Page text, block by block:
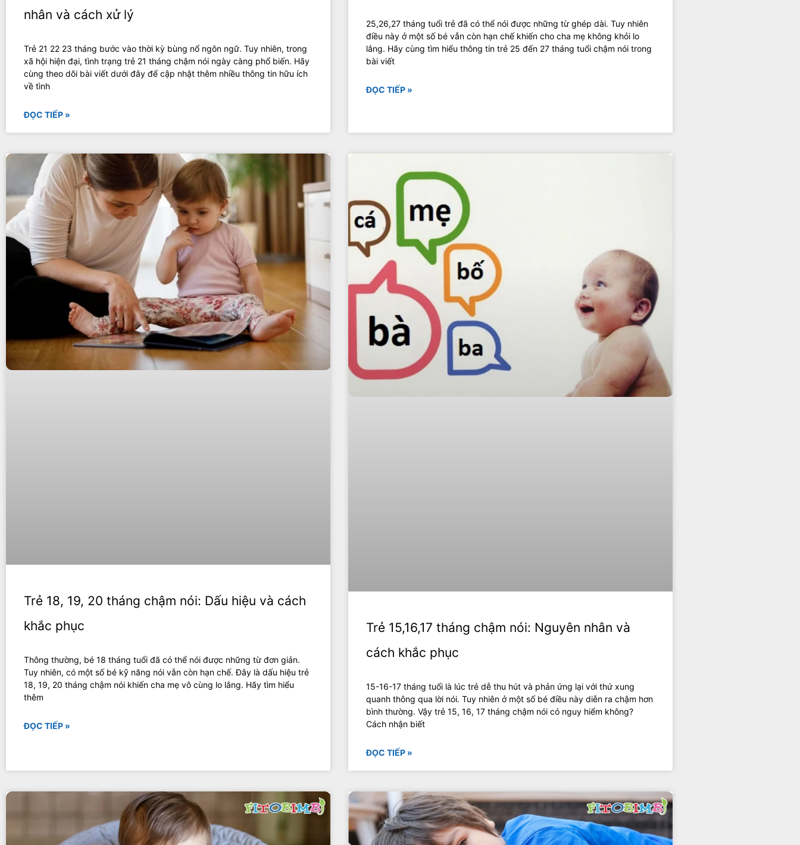
nhân và cách xử lý
Trẻ 21 22 23 tháng bước vào thời kỳ bùng nổ ngôn ngữ. Tuy nhiên, trong
xã hội hiện đại, tình trạng trẻ 21 tháng chậm nói ngày càng phổ biến. Hãy
cùng theo dõi bài viết dưới đây để cập nhật thêm nhiều thông tin hữu ích
về tình
ĐỌC TIẾP »
25,26,27 tháng tuổi trẻ đã có thể nói được những từ ghép dài. Tuy nhiên
điều này ở một số bé vẫn còn hạn chế khiến cho cha mẹ không khỏi lo
lắng. Hãy cùng tìm hiểu thông tin trẻ 25 đến 27 tháng tuổi chậm nói trong
bài viết
ĐỌC TIẾP »
Trẻ 18, 19, 20 tháng chậm nói: Dấu hiệu và cách
khắc phục
Thông thường, bé 18 tháng tuổi đã có thể nói được những từ đơn giản.
Tuy nhiên, có một số bé kỹ năng nói vẫn còn hạn chế. Đây là dấu hiệu trẻ
18, 19, 20 tháng chậm nói khiến cha mẹ vô cùng lo lắng. Hãy tìm hiểu
thêm
ĐỌC TIẾP »
Trẻ 15,16,17 tháng chậm nói: Nguyên nhân và
cách khắc phục
15-16-17 tháng tuổi là lúc trẻ dễ thu hút và phản ứng lại với thứ xung
quanh thông qua lời nói. Tuy nhiên ở một số bé điều này diễn ra chậm hơn
bình thường. Vậy trẻ 15, 16, 17 tháng chậm nói có nguy hiểm không?
Cách nhận biết
ĐỌC TIẾP »